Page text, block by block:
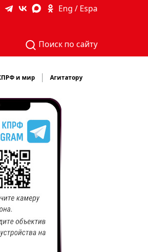
Eng / Espa
Поиск по сайту
и мир Агитатору